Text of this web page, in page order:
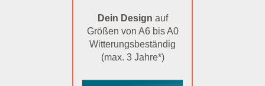
Dein Design auf
Größen von A6 bis A0
Witterungsbeständig
(max. 3 Jahre*)